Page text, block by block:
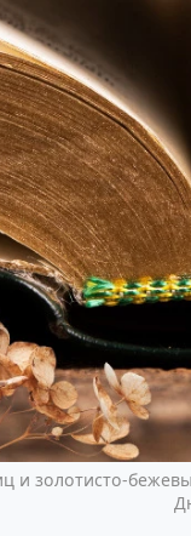
и золотисто-